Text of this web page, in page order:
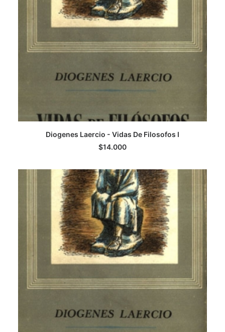
AGREGAR AL CARRITO
Diogenes Laercio - Vidas De Filosofos I
$14.000